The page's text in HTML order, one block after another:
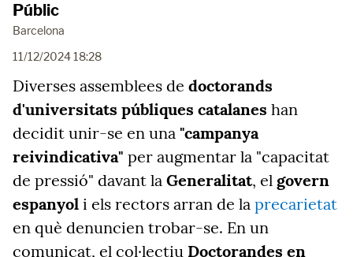
Públic
Barcelona
11/12/2024 18:28
Diverses assemblees de doctorands
d'universitats públiques catalanes han
decidit unir-se en una "campanya
reivindicativa" per augmentar la "capacitat
de pressió" davant la Generalitat, el govern
espanyol i els rectors arran de la precarietat
en què denuncien trobar-se. En un
comunicat, el col·lectiu Doctorandes en